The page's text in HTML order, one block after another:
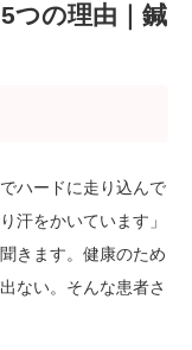
つの理由｜鍼
ハードに走り込んで
汗をかいています」
きます。健康のため
ない。そんな患者さ